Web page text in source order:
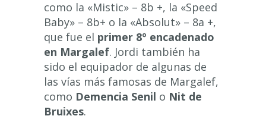
como la «Mistic» – 8b +, la «Speed
Baby» – 8b+ o la «Absolut» – 8a +,
que fue el primer 8º encadenado
en Margalef. Jordi también ha
sido el equipador de algunas de
las vías más famosas de Margalef,
como Demencia Senil o Nit de
Bruixes.